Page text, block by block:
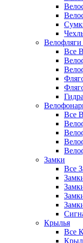
Велофляги
Все
Все
Замки
Все
Крылья
Все